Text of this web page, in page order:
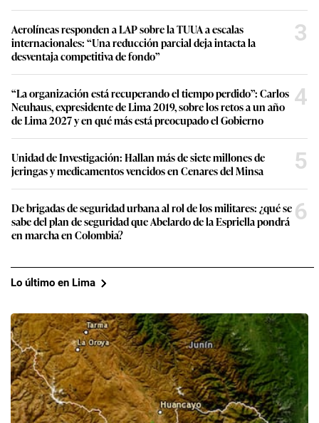
Aerolíneas responden a LAP sobre la TUUA a escalas
internacionales: “Una reducción parcial deja intacta la
desventaja competitiva de fondo”
3
“La organización está recuperando el tiempo perdido”: Carlos
Neuhaus, expresidente de Lima 2019, sobre los retos a un año
de Lima 2027 y en qué más está preocupado el Gobierno
4
Unidad de Investigación: Hallan más de siete millones de
jeringas y medicamentos vencidos en Cenares del Minsa
5
De brigadas de seguridad urbana al rol de los militares: ¿qué se
sabe del plan de seguridad que Abelardo de la Espriella pondrá
en marcha en Colombia?
6
Lo último en Lima